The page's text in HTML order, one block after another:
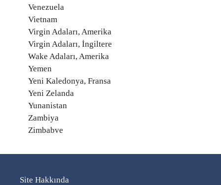
Venezuela
Vietnam
Virgin Adaları, Amerika
Virgin Adaları, İngiltere
Wake Adaları, Amerika
Yemen
Yeni Kaledonya, Fransa
Yeni Zelanda
Yunanistan
Zambiya
Zimbabve
Site Hakkında